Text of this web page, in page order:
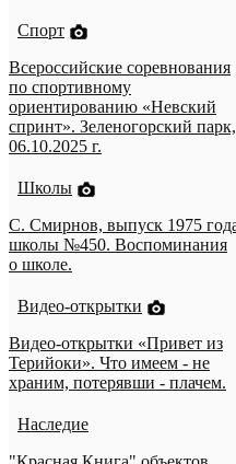
Спорт
Всероссийские соревнования
по спортивному
ориентированию «Невский
спринт». Зеленогорский парк,
06.10.2025 г.
Школы
С. Смирнов, выпуск 1975
школы №450. Воспоминания
о школе.
Видео-открытки
Видео-открытки «Привет из
Терийоки». Что имеем - не
храним, потерявши - плачем.
Наследие